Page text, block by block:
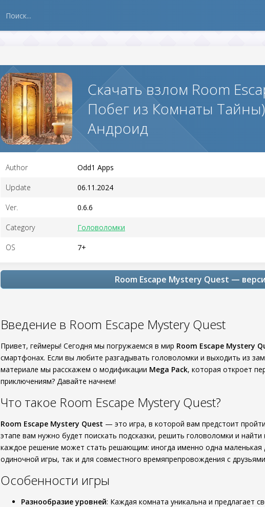
Скачать взлом Room
Побег из Комнаты
Андроид
Author Odd1 Apps
Update 06.11.2024
Ver. 0.6.6
Category Головоломки
OS 7+
Room Escape Mystery Quest —
Введение в Room Escape Mystery Quest
Привет, геймеры! Сегодня мы погружаемся в мир Room Escape Mystery
смартфонах. Если вы любите разгадывать головоломки и выходить из
материале мы расскажем о модификации Mega Pack, которая откроет
приключениям? Давайте начнем!
Что такое Room Escape Mystery Quest?
Room Escape Mystery Quest — это игра, в которой вам предстоит
этапе вам нужно будет поискать подсказки, решить головоломки и
каждое решение может стать решающим: иногда именно одна маленькая
одиночной игры, так и для совместного времяпрепровождения с
Особенности игры
Разнообразие уровней: Каждая комната уникальна и предлагает